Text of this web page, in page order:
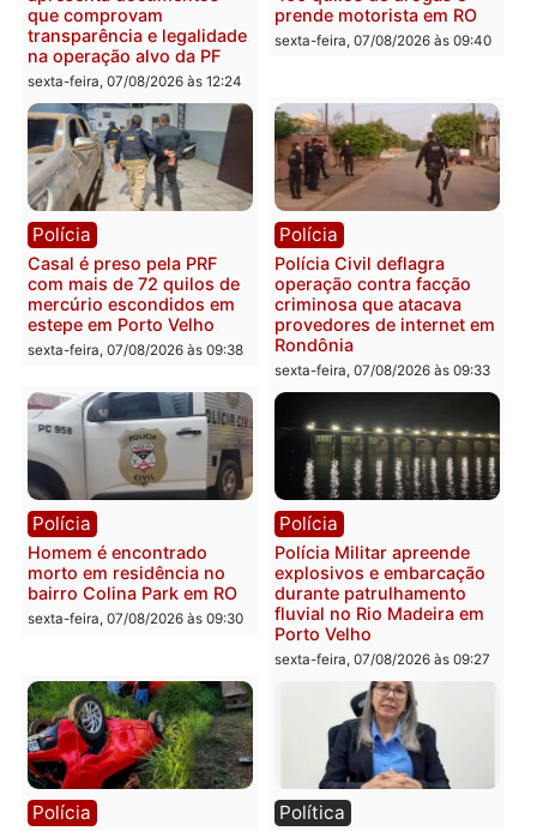
Política
Marcos Rogério apresenta
Plano de Governo com
228 projetos, metas
públicas e
acompanhamento de
resultados
sexta-feira, 07/08/2026 às 18:49
Política
Eleições 2026: Pastor
Rondônia na Câmara
Federal
sexta-feira, 07/08/2026 às
Polícia
2 MILHÕES – Unnesa
apresenta documentos
que comprovam
transparência e legalidade
na operação alvo da PF
sexta-feira, 07/08/2026 às 12:24
Polícia
Polícia Federal apreende
400 quilos de drogas e
prende motorista em RO
sexta-feira, 07/08/2026 às
Polícia
Casal é preso pela PRF
com mais de 72 quilos de
mercúrio escondidos em
estepe em Porto Velho
sexta-feira, 07/08/2026 às 09:38
Polícia
Polícia Civil deflagra
operação contra facção
criminosa que atacava
provedores de internet
Rondônia